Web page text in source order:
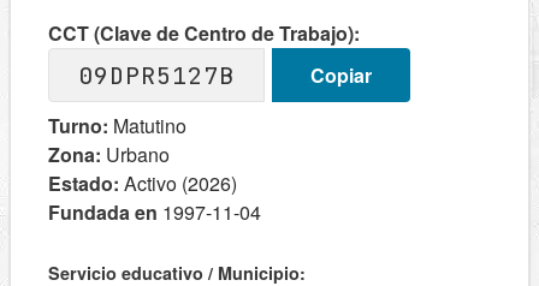
CCT (Clave de Centro de Trabajo):
09DPR5127B
Copiar
Turno: Matutino
Zona: Urbano
Estado: Activo (2026)
Fundada en 1997-11-04
Servicio educativo / Municipio: